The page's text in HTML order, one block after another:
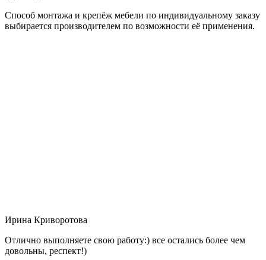
Способ монтажа и крепёж мебели по индивидуальному заказу
выбирается производителем по возможности её применения.
Ирина Криворотова
Отлично выполняете свою работу:) все остались более чем
довольны, респект!)